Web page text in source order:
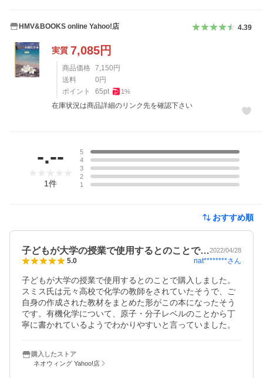
HMV&BOOKS online Yahoo!店 4.39
実質 7,085円
商品価格 7,150円
送料
0円
ポイント
65pt 1%
在庫状況は商品詳細のリンク先を確認下さい
-.--
1件
5
4
3
2
1
おすすめ順
子どもが大学の授業で使用するとのことで…2022/04/28
5.0 nat********さん
子どもが大学の授業で使用するとのことで購入しました。
スミス氏は元々高校で化学の教師をされていたそうで、ご
自身の作成された教材をまとめた形がこの本になったそう
です。有機化学について、原子・分子レベルのことから丁
寧に書かれているようでわかりやすいと言っていました。
購入したストア
ネオウィング Yahoo!店